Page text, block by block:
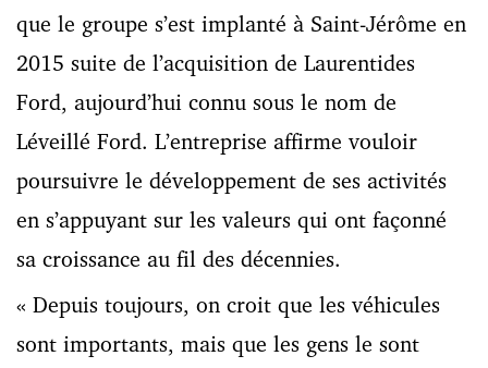
que le groupe s’est implanté à Saint-Jérôme en
2015 suite de l’acquisition de Laurentides
Ford, aujourd’hui connu sous le nom de
Léveillé Ford. L’entreprise affirme vouloir
poursuivre le développement de ses activités
en s’appuyant sur les valeurs qui ont façonné
sa croissance au fil des décennies.
« Depuis toujours, on croit que les véhicules
sont importants, mais que les gens le sont